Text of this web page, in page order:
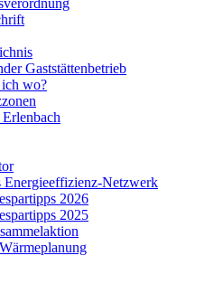
Gaststättenbetrieb
ich wo?
Energieeffizienz-Netzwerk
2026
2025